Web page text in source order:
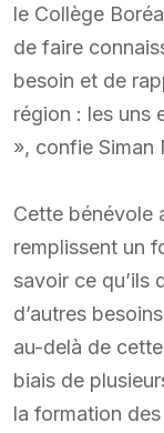
le Collège
de faire
besoin et de
région : les uns
», confie Siman
Cette bénévole
remplissent un
savoir ce qu’ils
d’autres
au-delà de
biais de
la formation